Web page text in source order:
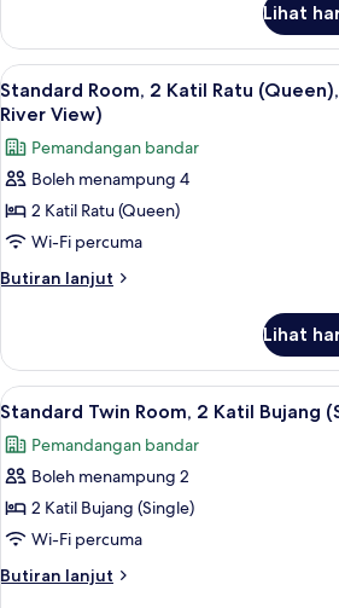
(King),
River
View
Room,
Katil
Raja
River
View
Lihat
Lihat
semua
foto
untuk
Standard
Room,
2
Katil
City
View
(Partial
River
View)
8
Standard Room, 2 Katil Ratu
River View)
Pemandangan bandar
Boleh menampung 4
2 Katil Ratu (Queen)
Wi-Fi percuma
Butiran lanjut
Butiran
Room,
Katil
(Queen),
City
(Partial
River
Lihat
Lihat
semua
foto
untuk
Standard
Twin
Room,
2
7
Standard Twin Room, 2 Katil Bujang
Pemandangan bandar
Boleh menampung 2
2 Katil Bujang (Single)
Wi-Fi percuma
Butiran lanjut
Butiran